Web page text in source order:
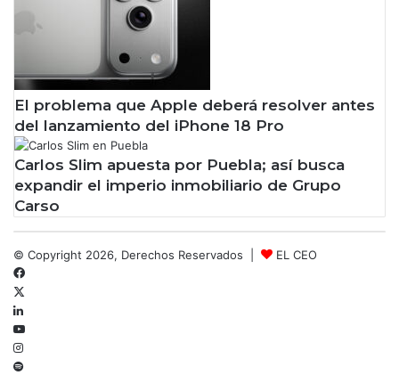
El problema que Apple deberá resolver antes
del lanzamiento del iPhone 18 Pro
Carlos Slim apuesta por Puebla; así busca
expandir el imperio inmobiliario de Grupo
Carso
© Copyright 2026, Derechos Reservados |
EL CEO
Spotify